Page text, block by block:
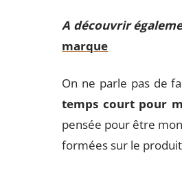
A découvrir
marque
On ne parle pas de
temps court pour
pensée pour être
formées sur le